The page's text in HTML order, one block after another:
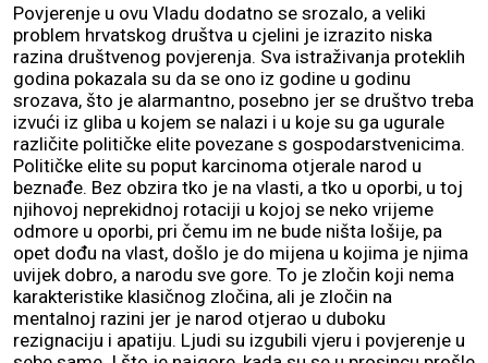
Povjerenje u ovu Vladu dodatno se srozalo, a veliki
problem hrvatskog društva u cjelini je izrazito niska
razina društvenog povjerenja. Sva istraživanja proteklih
godina pokazala su da se ono iz godine u godinu
srozava, što je alarmantno, posebno jer se društvo treba
izvući iz gliba u kojem se nalazi i u koje su ga ugurale
različite političke elite povezane s gospodarstvenicima.
Političke elite su poput karcinoma otjerale narod u
beznađe. Bez obzira tko je na vlasti, a tko u oporbi, u toj
njihovoj neprekidnoj rotaciji u kojoj se neko vrijeme
odmore u oporbi, pri čemu im ne bude ništa lošije, pa
opet dođu na vlast, došlo je do mijena u kojima je njima
uvijek dobro, a narodu sve gore. To je zločin koji nema
karakteristike klasičnog zločina, ali je zločin na
mentalnoj razini jer je narod otjerao u duboku
rezignaciju i apatiju. Ljudi su izgubili vjeru i povjerenje u